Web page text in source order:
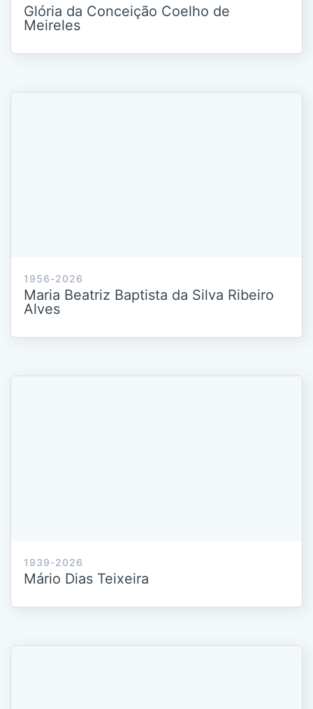
Glória da Conceição Coelho de
Meireles
1956-2026
Maria Beatriz Baptista da Silva Ribeiro
Alves
1939-2026
Mário Dias Teixeira